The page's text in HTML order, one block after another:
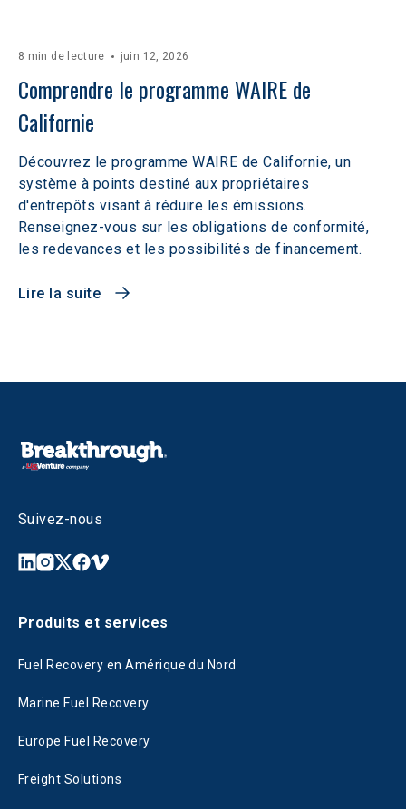
8 min de lecture juin 12, 2026
Comprendre le programme WAIRE de
Californie
Découvrez le programme WAIRE de Californie, un
système à points destiné aux propriétaires
d'entrepôts visant à réduire les émissions.
Renseignez-vous sur les obligations de conformité,
les redevances et les possibilités de financement.
Lire la suite
Suivez-nous
Produits et services
Fuel Recovery en Amérique du Nord
Marine Fuel Recovery
Europe Fuel Recovery
Freight Solutions